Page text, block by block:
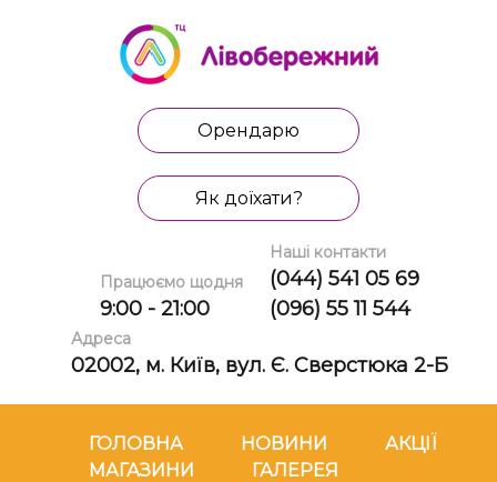
Орендарю
Як доїхати?
Працюємо щодня
9:00 - 21:00
Наші контакти
(044) 541 05 69
(096) 55 11 544
Адреса
02002, м. Київ, вул. Є. Сверстюка 2-Б
ГОЛОВНА НОВИНИ
АКЦІЇ
МАГАЗИНИ
ГАЛЕРЕЯ